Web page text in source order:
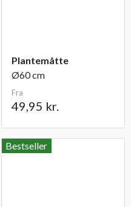
Plantemåtte
Ø60 cm
Fra
49,95 kr.
Bestseller